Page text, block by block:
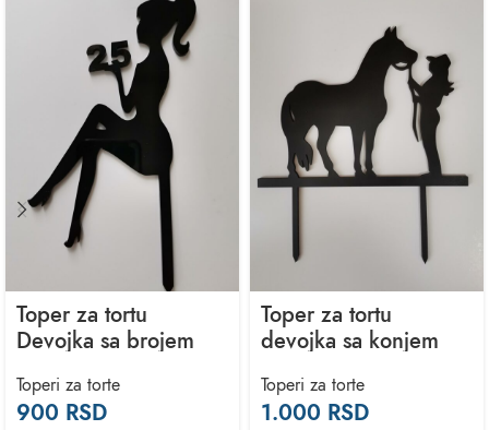
Toper za tortu
Devojka sa brojem
Toperi za torte
900 RSD
Toper za tortu
devojka sa konjem
Toperi za torte
1.000 RSD